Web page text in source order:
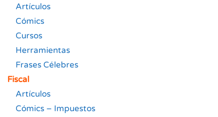
Artículos
Cómics
Cursos
Herramientas
Frases Célebres
Fiscal
Artículos
Cómics – Impuestos